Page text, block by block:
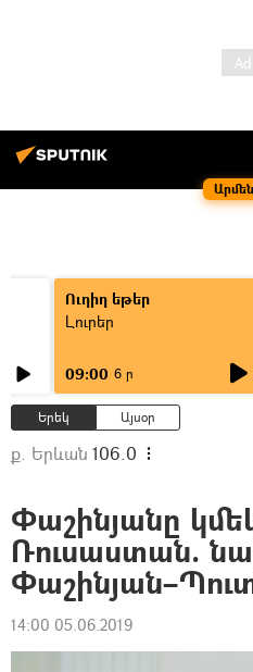
Ուղիղ եթեր
Լուրեր
09:00 6 ր
Երեկ Այսօր
ք. Երևան 106.0
Փաշինյանը
Ռուսաստան.
14:00 05.06.2019